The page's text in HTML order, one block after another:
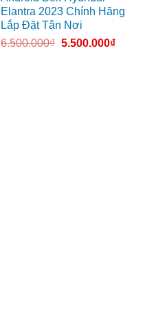
Elantra 2023 Chính Hãng
Lắp Đặt Tận Nơi
6.500.000₫ 5.500.000₫